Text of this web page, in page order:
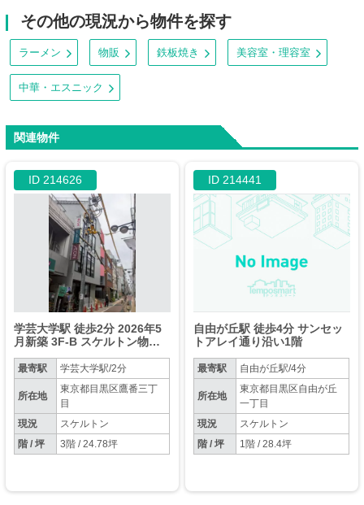
その他の現況から物件を探す
ラーメン 物販 鉄板焼き 美容室・理容室
中華・エスニック
関連物件
ID 214626
学芸大学駅 徒歩2分 2026年5
月新築 3F-B スケルトン物件
最寄駅 学芸大学駅/2分
所在地
東京都目黒区鷹番三丁
目
現況
スケルトン
階 / 坪
3階 / 24.78坪
ID 214441
自由が丘駅 徒歩4分 サンセッ
トアレイ通り沿い1階
最寄駅 自由が丘駅/4分
所在地
東京都目黒区自由が丘
一丁目
現況
スケルトン
階 / 坪
1階 / 28.4坪